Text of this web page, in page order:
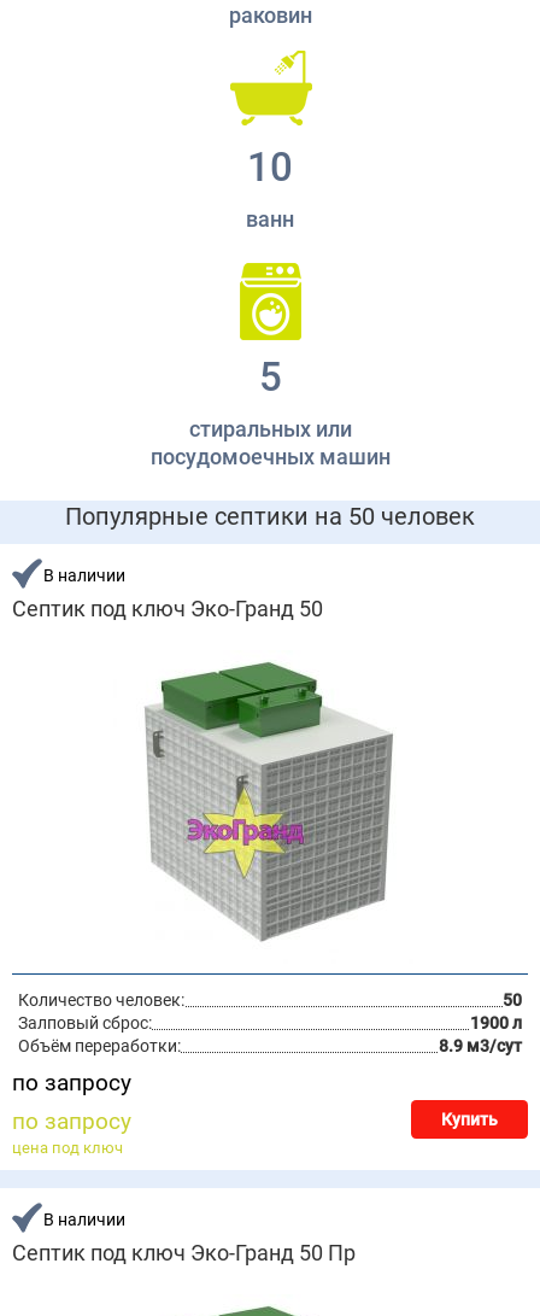
раковин
10
ванн
5
стиральных или
посудомоечных машин
Популярные септики на 50 человек
В наличии
Септик под ключ Эко-Гранд 50
Количество человек:
50
Залповый сброс:
1900 л
Объём переработки:
8.9 м3/сут
по запросу
по запросу
Купить
цена под ключ
В наличии
Септик под ключ Эко-Гранд 50 Пр